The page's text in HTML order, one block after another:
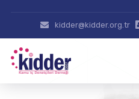
kidder@kidder.org.tr